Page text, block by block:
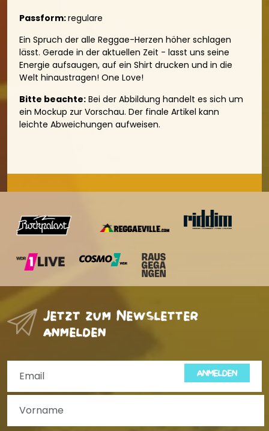
Passform:regulare
Ein Spruch der alle Reggae-Herzen höher schlagen
lässt. Gerade in der aktuellen Zeit - lasst uns seine
Energie aufsaugen, auf ein Shirt drucken und in die
Welt hinaustragen! One Love!
Bitte beachte: Bei der Abbildung handelt es sich um
ein Mockup zur Vorschau. Der finale Artikel kann
leichte Abweichungen aufweisen.
Jetzt zum Newsletter
anmelden
ANMELDEN